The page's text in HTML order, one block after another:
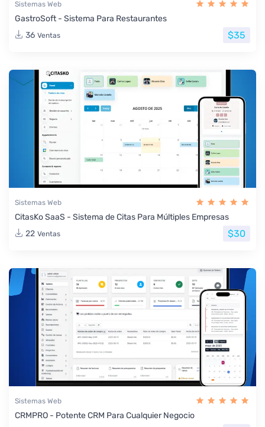
Sistemas Web
GastroSoft - Sistema Para Restaurantes
36 Ventas $35
Sistemas Web
CitasKo SaaS - Sistema de Citas Para Múltiples Empresas
22 Ventas $30
Sistemas Web
CRMPRO - Potente CRM Para Cualquier Negocio